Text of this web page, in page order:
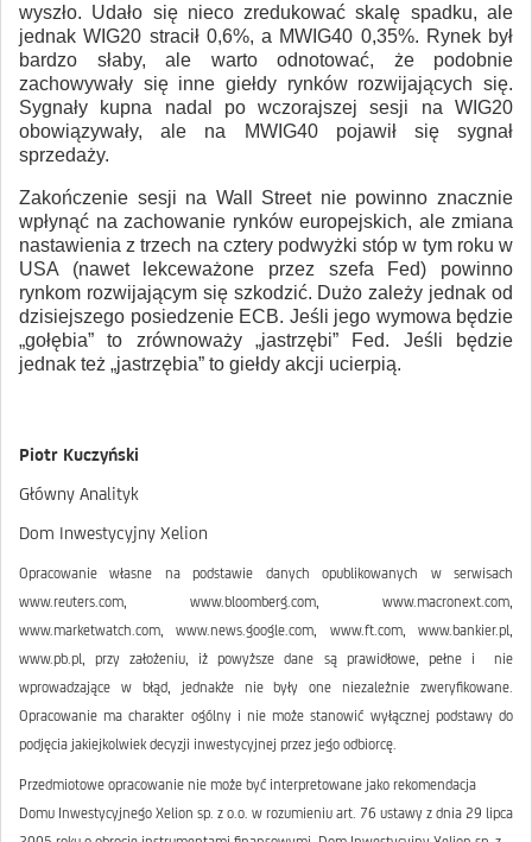
wyszło. Udało się nieco zredukować skalę spadku, ale
jednak WIG20 stracił 0,6%, a MWIG40 0,35%. Rynek był
bardzo słaby, ale warto odnotować, że podobnie
zachowywały się inne giełdy rynków rozwijających się.
Sygnały kupna nadal po wczorajszej sesji na WIG20
obowiązywały, ale na MWIG40 pojawił się sygnał
sprzedaży.
Zakończenie sesji na Wall Street nie powinno znacznie
wpłynąć na zachowanie rynków europejskich, ale zmiana
nastawienia z trzech na cztery podwyżki stóp w tym roku w
USA (nawet lekceważone przez szefa Fed) powinno
rynkom rozwijającym się szkodzić. Dużo zależy jednak od
dzisiejszego posiedzenie ECB. Jeśli jego wymowa będzie
„gołębia” to zrównoważy „jastrzębi” Fed. Jeśli będzie
jednak też „jastrzębia” to giełdy akcji ucierpią.
Piotr Kuczyński
Główny Analityk
Dom Inwestycyjny Xelion
Opracowanie własne na podstawie danych opublikowanych w serwisach
www.reuters.com, www.bloomberg.com, www.macronext.com,
www.marketwatch.com, www.news.google.com, www.ft.com, www.bankier.pl,
www.pb.pl, przy założeniu, iż powyższe dane są prawidłowe, pełne i nie
wprowadzające w błąd, jednakże nie były one niezależnie zweryfikowane.
Opracowanie ma charakter ogólny i nie może stanowić wyłącznej podstawy do
podjęcia jakiejkolwiek decyzji inwestycyjnej przez jego odbiorcę.
Przedmiotowe opracowanie nie może być interpretowane jako rekomendacja
Domu Inwestycyjnego Xelion sp. z o.o. w rozumieniu art. 76 ustawy z dnia 29 lipca